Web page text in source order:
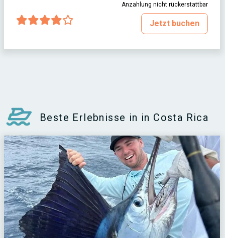
Anzahlung nicht rückerstattbar
Jetzt buchen
Beste Erlebnisse in in Costa Rica